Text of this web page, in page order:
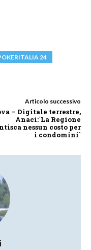
24
Articolo successivo
– Digitale terrestre,
Anaci:´La Regione
nessun costo per
i condomini´